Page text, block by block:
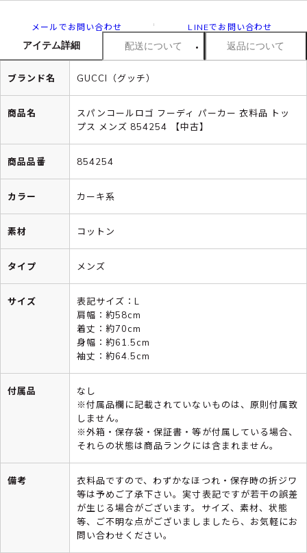
メールでお問い合わせ LINEでお問い合わせ
アイテム詳細 配送について 返品について
ブランド名 GUCCI（グッチ）
商品名
スパンコールロゴ フーディ パーカー 衣料品 トッ
プス メンズ 854254 【中古】
商品品番 854254
カラー カーキ系
素材 コットン
タイプ メンズ
サイズ
表記サイズ：L
肩幅：約58cm
着丈：約70cm
身幅：約61.5cm
袖丈：約64.5cm
付属品
なし
※付属品欄に記載されていないものは、原則付属致
しません。
※外箱・保存袋・保証書・等が付属している場合、
それらの状態は商品ランクには含まれません。
備考
衣料品ですので、わずかなほつれ・保存時の折ジワ
等は予めご了承下さい。実寸表記ですが若干の誤差
が生じる場合がございます。サイズ、素材、状態
等、ご不明な点がございましましたら、お気軽にお
問い合わせください。